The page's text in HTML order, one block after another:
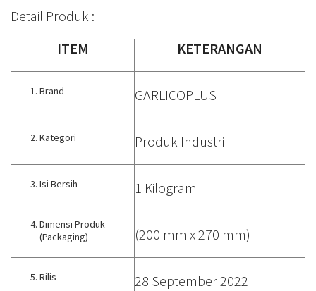
Detail Produk :
ITEM
KETERANGAN
Brand GARLICOPLUS
Kategori Produk Industri
Isi Bersih 1 Kilogram
Dimensi Produk
(Packaging)
(200 mm x 270 mm)
Rilis 28 September 2022